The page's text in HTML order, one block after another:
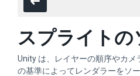
スプライトの
Unity は、レイヤーの順序やカ
の基準によってレンダラーをソー